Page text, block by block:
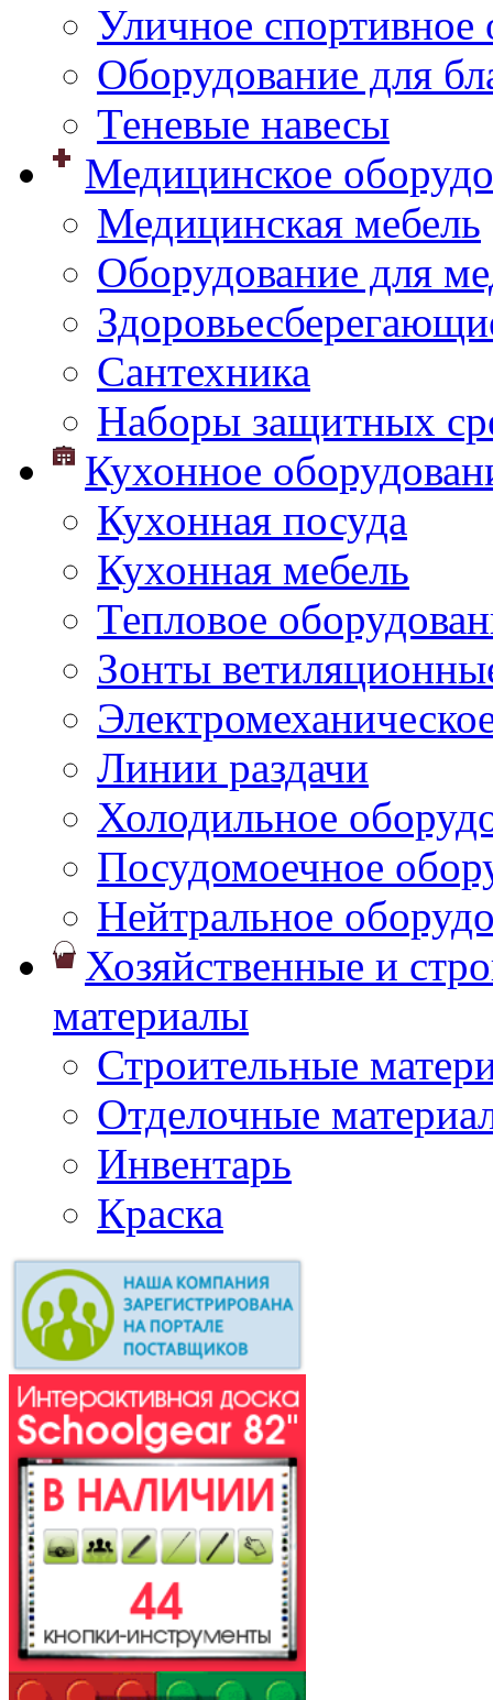
Уличное спортивное
Оборудование для
Теневые навесы
Медицинское
Медицинская мебель
Оборудование для
Сантехника
Наборы защитных
Кухонное
Кухонная посуда
Кухонная мебель
Тепловое
Зонты
Линии раздачи
Холодильное
Посудомоечное
Нейтральное
Хозяйственные и
материалы
Строительные
Отделочные
Инвентарь
Краска